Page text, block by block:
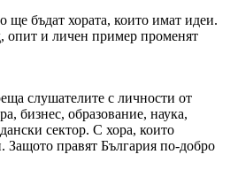
ще бъдат хората, които имат идеи.
опит и личен пример променят
слушателите с личности от
бизнес, образование, наука,
сектор. С хора, които
Защото правят България по-добро